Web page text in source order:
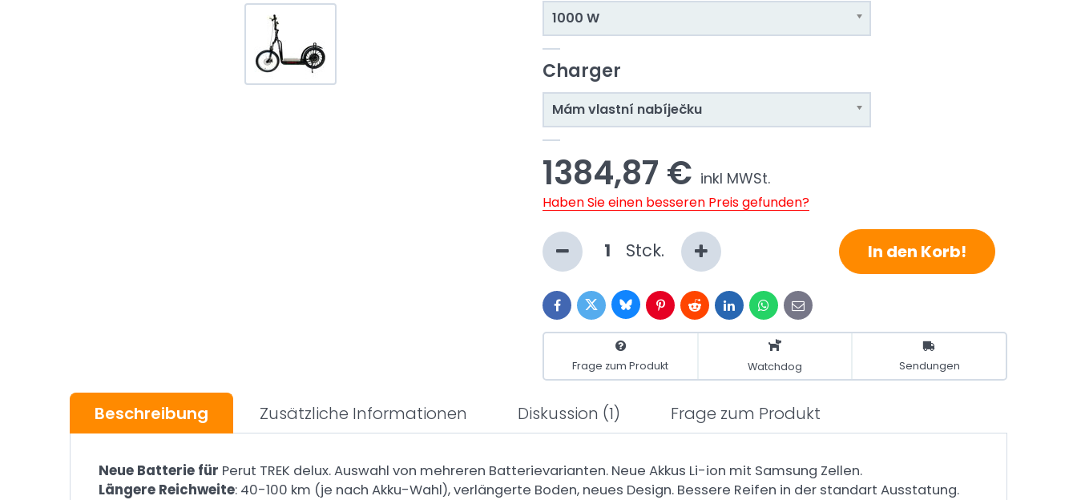
1000 W
Charger
Mám vlastní nabíječku
1384,87 € inkl MWSt.
Haben Sie einen besseren Preis gefunden?
Stck. In den Korb!
FacebookTwitterBlueskyPinterestRedditLinkedInWhatsApp
E-
mail
Frage zum Produkt Watchdog Sendungen
Beschreibung Zusätzliche Informationen Diskussion (1) Frage zum Produkt
Neue Batterie für Perut TREK delux. Auswahl von mehreren Batterievarianten. Neue Akkus Li-ion mit Samsung Zellen.
Längere Reichweite: 40-100 km (je nach Akku-Wahl), verlängerte Boden, neues Design. Bessere Reifen in der standart Ausstatung.